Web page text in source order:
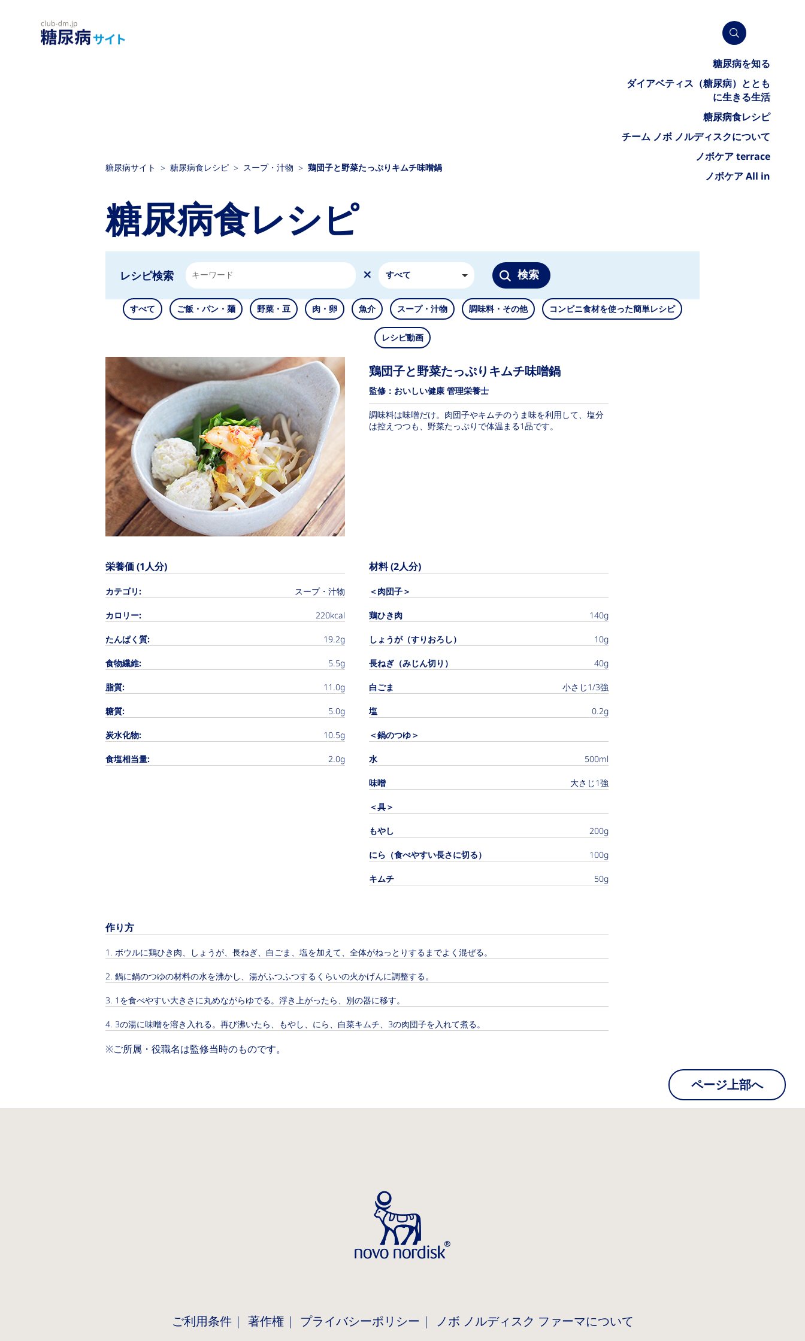
糖尿病を知る
ダイアベティス（糖尿病）ととも
に生きる生活
糖尿病食レシピ
チーム ノボ ノルディスクについて
ノボケア terrace
ノボケア All in
糖尿病サイト 糖尿病食レシピ スープ・汁物 鶏団子と野菜たっぷりキムチ味噌鍋
糖尿病食レシピ
レシピ検索 すべて 検索
すべて ご飯・パン・麺 野菜・豆 肉・卵 魚介 スープ・汁物 調味料・その他 コンビニ食材を使った簡単レシピ
レシピ動画
鶏団子と野菜たっぷりキムチ味噌鍋
監修：おいしい健康 管理栄養士
調味料は味噌だけ。肉団子やキムチのうま味を利用して、塩分
は控えつつも、野菜たっぷりで体温まる1品です。
栄養価 (1人分)
カテゴリ:
スープ・汁物
カロリー:
220kcal
たんぱく質:
19.2g
食物繊維:
5.5g
脂質:
11.0g
糖質:
5.0g
炭水化物:
10.5g
食塩相当量:
2.0g
材料 (2人分)
＜肉団子＞
鶏ひき肉
140g
しょうが（すりおろし）
10g
長ねぎ（みじん切り）
40g
白ごま
小さじ1/3強
塩
0.2g
＜鍋のつゆ＞
水
500ml
味噌
大さじ1強
＜具＞
もやし
200g
にら（食べやすい長さに切る）
100g
キムチ
50g
作り方
ボウルに鶏ひき肉、しょうが、長ねぎ、白ごま、塩を加えて、全体がねっとりするまでよく混ぜる。
鍋に鍋のつゆの材料の水を沸かし、湯がふつふつするくらいの火かげんに調整する。
1を食べやすい大きさに丸めながらゆでる。浮き上がったら、別の器に移す。
3の湯に味噌を溶き入れる。再び沸いたら、もやし、にら、白菜キムチ、3の肉団子を入れて煮る。
※ご所属・役職名は監修当時のものです。
ページ上部へ
ご利用条件 著作権 プライバシーポリシー ノボ ノルディスク ファーマについて